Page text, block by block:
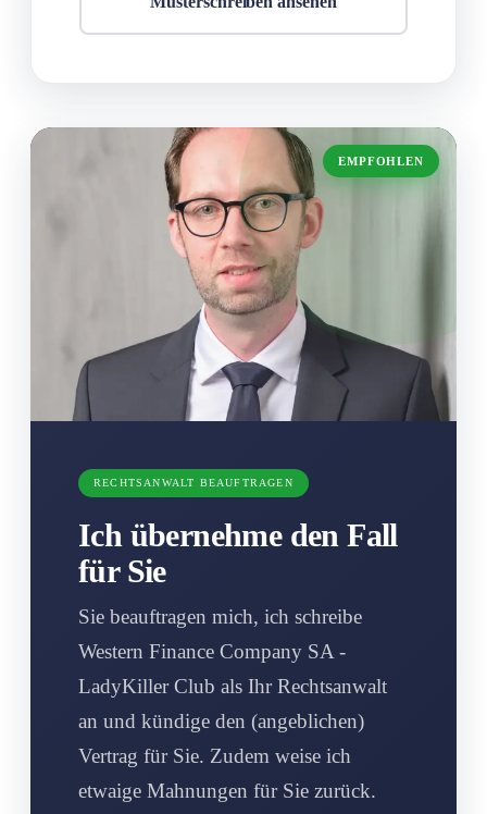
EMPFOHLEN
RECHTSANWALT BEAUFTRAGEN
Ich übernehme den Fall
für Sie
Sie beauftragen mich, ich schreibe
Western Finance Company SA -
LadyKiller Club als Ihr Rechtsanwalt
an und kündige den (angeblichen)
Vertrag für Sie. Zudem weise ich
etwaige Mahnungen für Sie zurück.